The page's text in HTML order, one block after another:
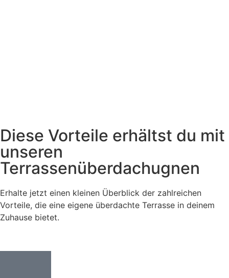
Diese Vorteile erhältst du mit
unseren
Terrassenüberdachugnen
Erhalte jetzt einen kleinen Überblick der zahlreichen
Vorteile, die eine eigene überdachte Terrasse in deinem
Zuhause bietet.